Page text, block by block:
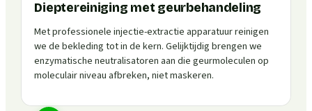
Dieptereiniging met geurbehandeling
Met professionele injectie-extractie apparatuur reinigen
we de bekleding tot in de kern. Gelijktijdig brengen we
enzymatische neutralisatoren aan die geurmoleculen op
moleculair niveau afbreken, niet maskeren.